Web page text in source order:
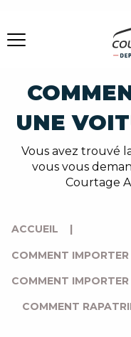
UNE
Vous avez trouvé
vous vous
Courtage
ACCUEIL |
COMMENT IMPORTER
COMMENT IMPORTER
COMMENT